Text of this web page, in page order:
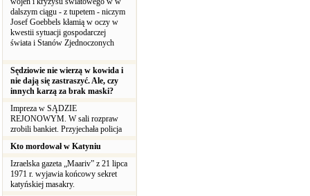
dalszym ciągu - z tupetem - niczym
Josef Goebbels kłamią w oczy w
kwestii sytuacji gospodarczej
świata i Stanów Zjednoczonych
Sędziowie nie wierzą w kowida i
nie dają się zastraszyć. Ale, czy
innych karzą za brak maski?
Impreza w SĄDZIE
REJONOWYM. W sali rozpraw
zrobili bankiet. Przyjechała policja
Kto mordował w Katyniu
Izraelska gazeta „Maariv” z 21 lipca
1971 r. wyjawia końcowy sekret
katyńskiej masakry.